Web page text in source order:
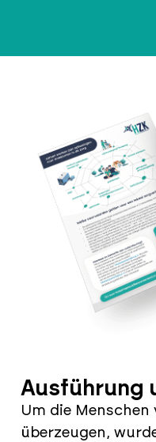
Ausführung
Um die
überzeugen,